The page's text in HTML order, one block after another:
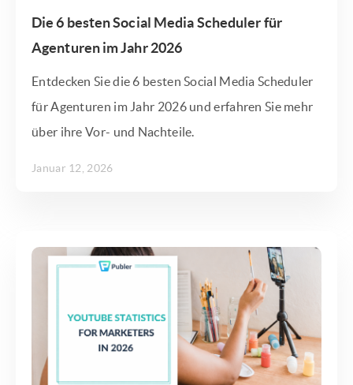
Die 6 besten Social Media Scheduler für
Agenturen im Jahr 2026
Entdecken Sie die 6 besten Social Media Scheduler
für Agenturen im Jahr 2026 und erfahren Sie mehr
über ihre Vor- und Nachteile.
Januar 12, 2026